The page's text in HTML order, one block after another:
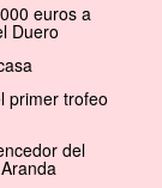
euros a
Duero
primer trofeo
del